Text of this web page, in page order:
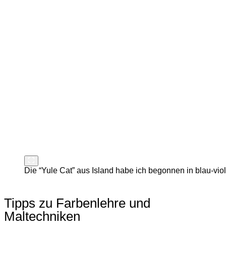
Die “Yule Cat” aus Island habe ich begonnen in blau-
Tipps zu Farbenlehre und
Maltechniken